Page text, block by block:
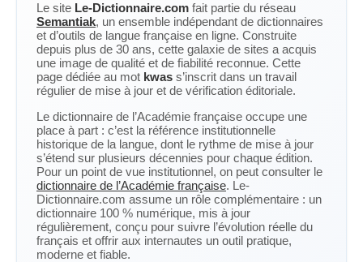
Le site Le-Dictionnaire.com fait partie du réseau
Semantiak, un ensemble indépendant de dictionnaires
et d’outils de langue française en ligne. Construite
depuis plus de 30 ans, cette galaxie de sites a acquis
une image de qualité et de fiabilité reconnue. Cette
page dédiée au mot kwas s’inscrit dans un travail
régulier de mise à jour et de vérification éditoriale.
Le dictionnaire de l’Académie française occupe une
place à part : c’est la référence institutionnelle
historique de la langue, dont le rythme de mise à jour
s’étend sur plusieurs décennies pour chaque édition.
Pour un point de vue institutionnel, on peut consulter le
dictionnaire de l’Académie française. Le-
Dictionnaire.com assume un rôle complémentaire : un
dictionnaire 100 % numérique, mis à jour
régulièrement, conçu pour suivre l’évolution réelle du
français et offrir aux internautes un outil pratique,
moderne et fiable.